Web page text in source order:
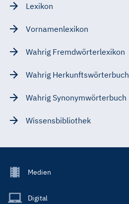
Lexikon
Vornamenlexikon
Wahrig Fremdwörterlexikon
Wahrig Herkunftswörterbuch
Wahrig Synonymwörterbuch
Wissensbibliothek
Footer
Main
Medien
Digital